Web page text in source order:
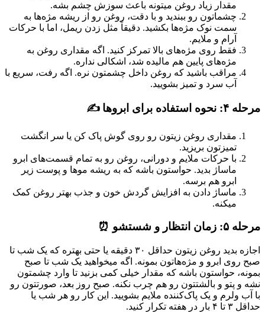
مقدار زیاد روغن میتونه باعث سوزش چشم بشه.
چشماتون رو ببندید و با دقت، روغن رو از ریشه مژه‌ها به
سمت نوک مژه‌ها بکشید. دقیقاً مثل زدن ریمل، اما با حرکات
آرام و ملایم.
فقط روی مژه‌های بالا تمرکز کنید. اگه مقداری روغن به
مژه‌های پایین هم مالیده شد، اشکالی نداره.
مراقب باشید که روغن داخل چشمتون نره. اگه رفت، سریع با
آب سرد و تمیز بشویید.
مرحله ۴: نحوه استفاده برای ابروها ✍️
مقداری روغن زیتون رو روی گوش پاک کن یا سر انگشت
تمیزتون بریزید.
با حرکات ملایم و دورانی، روغن رو به تمام قسمت‌های ابرو
ماساژ بدید. حواستون باشه که به ریشه موها و پوست زیر
ابرو هم برسه.
ماساژ دادن به افزایش گردش خون و جذب بهتر روغن کمک
میکنه.
مرحله ۵: زمان انتظار و شستشو ⏰
اجازه بدید روغن زیتون حداقل ۳۰ دقیقه یا حتی بهتره که یک شب تا
صبح روی ابرو و مژه‌هاتون بمونه. اگه میخواهید یک شب تا صبح
بمونه، حواستون باشه که مقدار خیلی کمی بزنید تا وارد چشمتون
نشه و پتو و بالشتتون رو هم چرب نکنه. صبح روز بعد، صورتتون رو
با آب ولرم و یک پاک‌کننده ملایم بشویید. این کار رو هر شب یا
حداقل ۳ تا ۴ بار در هفته تکرار کنید.